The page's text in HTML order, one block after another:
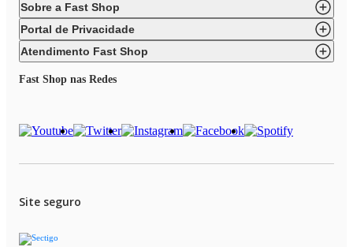
Sobre a Fast Shop
Portal de Privacidade
Atendimento Fast Shop
Fast Shop nas Redes
Site seguro